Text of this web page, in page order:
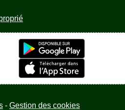
Gestion des cookies